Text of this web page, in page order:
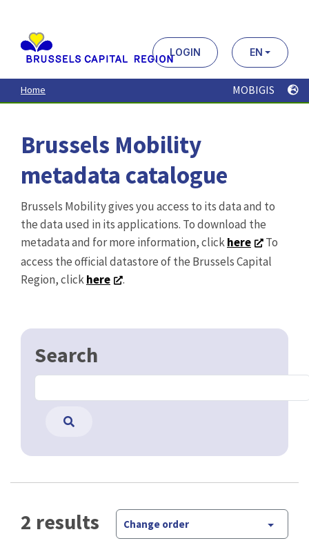
contenu
principal
LOGIN EN
Home MOBIGIS
Brussels Mobility
metadata catalogue
Brussels Mobility gives you access to its data and to
the data used in its applications. To download the
metadata and for more information, clickhere
To
access the official datastore of the Brussels Capital
Region, clickhere .
Search
2 results Change order